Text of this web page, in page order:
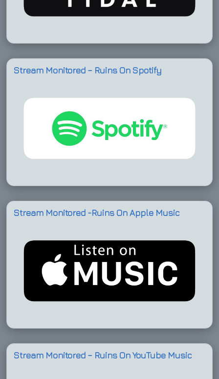
Stream Monitored – Ruins On Spotify
Stream Monitored -Ruins On Apple Music
Stream Monitored – Ruins On YouTube Music